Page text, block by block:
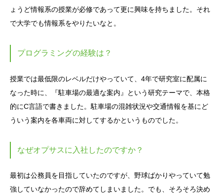
ょうど情報系の授業が必修であって更に興味を持ちました。それ
で大学でも情報系をやりたいなと。
プログラミングの経験は？
授業では最低限のレベルだけやっていて、4年で研究室に配属に
なった時に、『駐車場の最適な案内』という研究テーマで、本格
的にC言語で書きました。駐車場の混雑状況や交通情報を基にど
ういう案内を各車両に対してするかというものでした。
なぜオプサスに入社したのですか？
最初は公務員を目指していたのですが、野球ばかりやっていて勉
強していなかったので辞めてしまいました。でも、そろそろ決め